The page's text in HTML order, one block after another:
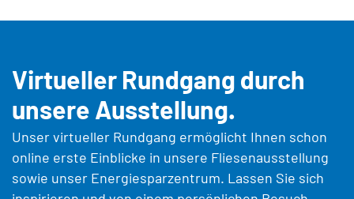
Virtueller Rundgang durch
unsere Ausstellung.
Unser virtueller Rundgang ermöglicht Ihnen schon
online erste Einblicke in unsere Fliesenausstellung
sowie unser Energiesparzentrum. Lassen Sie sich